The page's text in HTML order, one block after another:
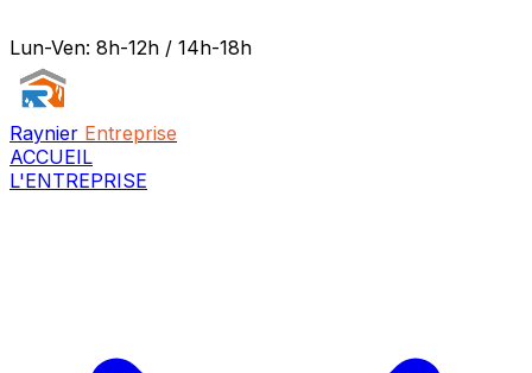
Lun-Ven: 8h-12h / 14h-18h
Raynier Entreprise
ACCUEIL
L'ENTREPRISE